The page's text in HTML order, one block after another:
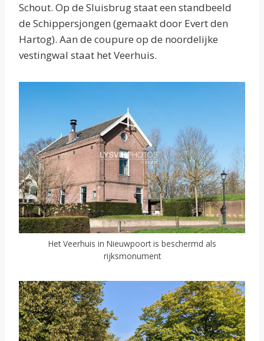
Schout. Op de Sluisbrug staat een standbeeld
de Schippersjongen (gemaakt door Evert den
Hartog). Aan de coupure op de noordelijke
vestingwal staat het Veerhuis.
Het Veerhuis in Nieuwpoort is beschermd als
rijksmonument